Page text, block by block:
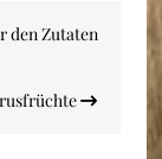
den Zutaten